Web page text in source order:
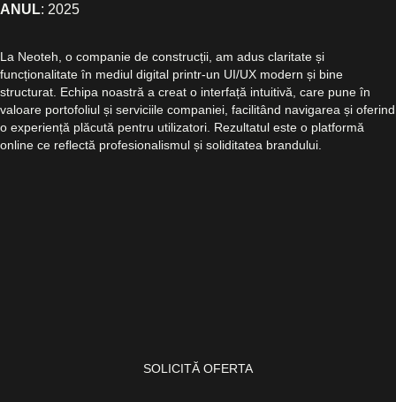
ANUL: 2025
La Neoteh, o companie de construcții, am adus claritate și
funcționalitate în mediul digital printr-un UI/UX modern și bine
structurat. Echipa noastră a creat o interfață intuitivă, care pune în
valoare portofoliul și serviciile companiei, facilitând navigarea și oferind
o experiență plăcută pentru utilizatori. Rezultatul este o platformă
online ce reflectă profesionalismul și soliditatea brandului.
SOLICITĂ OFERTA